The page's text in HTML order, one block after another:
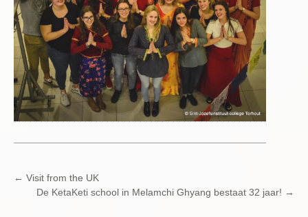
POST
← Visit from the UK
De KetaKeti school in Melamchi Ghyang bestaat 32 jaar! →